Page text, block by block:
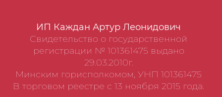
ИП Каждан Артур Леонидович
Свидетельство о государственной
регистрации № 101361475 выдано
29.03.2010г.
Минским горисполкомом, УНП 101361475
В торговом реестре с 13 ноября 2015 года.